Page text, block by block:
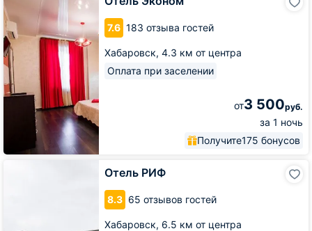
7.6 183 отзыва гостей
Хабаровск, 4.3 км от центра
Оплата при заселении
от3 500руб.
за 1 ночь
Получите175 бонусов
Эконом
Отель РИФ
8.3 65 отзывов гостей
Хабаровск, 6.5 км от центра